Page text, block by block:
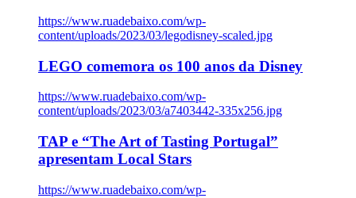
https://www.ruadebaixo.com/wp-
content/uploads/2023/03/legodisney-scaled.jpg
LEGO comemora os 100 anos da Disney
https://www.ruadebaixo.com/wp-
content/uploads/2023/03/a7403442-335x256.jpg
TAP e “The Art of Tasting Portugal”
apresentam Local Stars
https://www.ruadebaixo.com/wp-